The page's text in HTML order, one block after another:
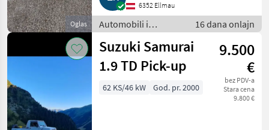
Mercedes
Nissan
Prikaži
sve
Oglas
6352 Ellmau
Automobili i
motocikli / Limuzine
16 dana onlajn
Suzuki Samurai
1.9 TD Pick-up
9.500
€
bez PDV-a
Stara cena
9.800 €
62 KS/46 kW God. pr. 2000